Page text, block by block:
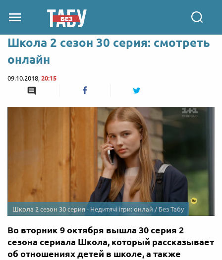
Школа 2 сезон 30 серия: смотреть
онлайн
09.10.2018, 20:15
Школа 2 сезон 30 серия - Недитячі ігри: онлай / Без Табу
Во вторник 9 октября вышла 30 серия 2
сезона сериала Школа, который рассказывает
об отношениях детей в школе, а также